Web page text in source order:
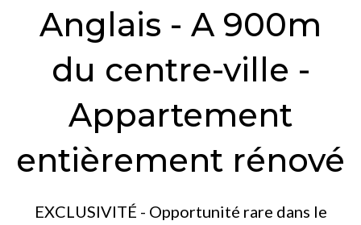
Anglais - A 900m
du centre-ville -
Appartement
entièrement rénové
EXCLUSIVITÉ - Opportunité rare dans le